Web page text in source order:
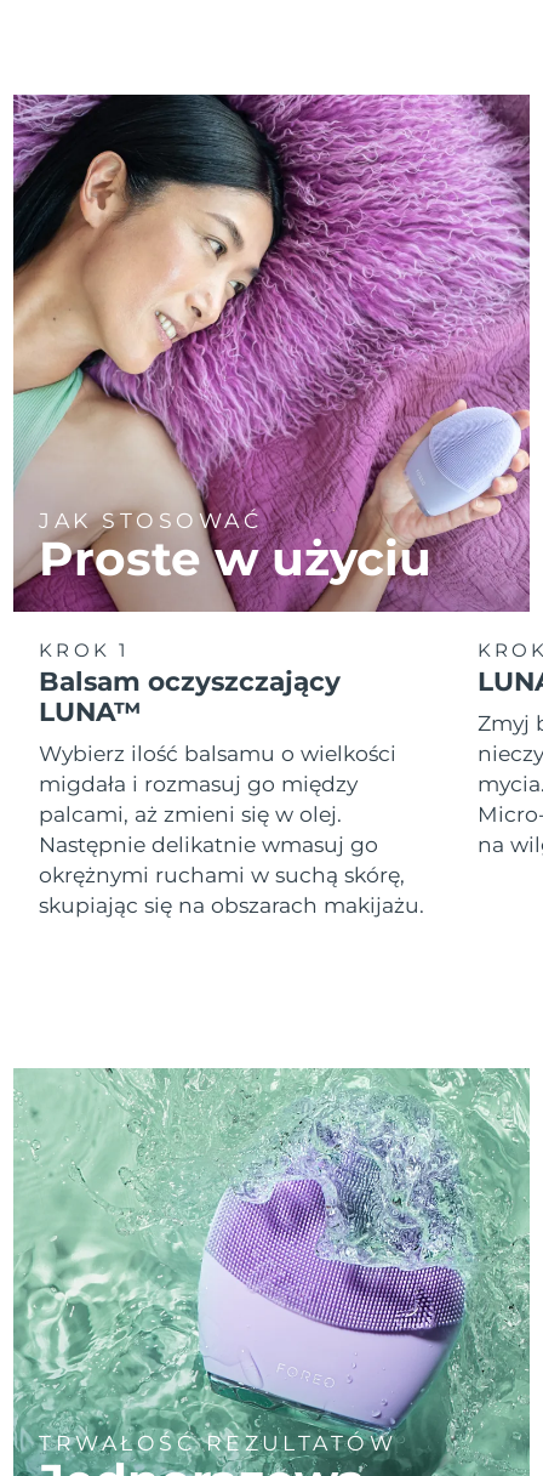
JAK STOSOWAĆ
Proste w użyciu
KROK 1
Balsam oczyszczający
LUNA™
Wybierz ilość balsamu o wielkości
migdała i rozmasuj go między
palcami, aż zmieni się w olej.
Następnie delikatnie wmasuj go
okrężnymi ruchami w suchą skórę,
skupiając się na obszarach makijażu.
Zmyj
na
TRWAŁOŚĆ REZULTATÓW